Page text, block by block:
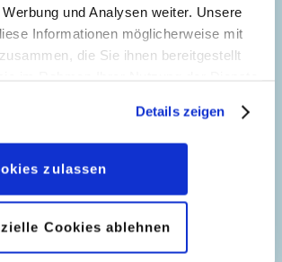
und Analysen weiter. Unsere
Informationen möglicherweise mit
die Sie ihnen bereitgestellt
diese jederzeit in der
wieder widerrufen.
Details zeigen
zulassen
Cookies ablehnen